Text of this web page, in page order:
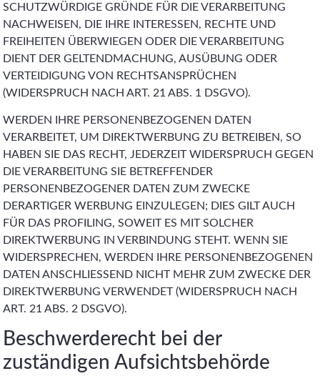
SCHUTZWÜRDIGE GRÜNDE FÜR DIE VERARBEITUNG
NACHWEISEN, DIE IHRE INTERESSEN, RECHTE UND
FREIHEITEN ÜBERWIEGEN ODER DIE VERARBEITUNG
DIENT DER GELTENDMACHUNG, AUSÜBUNG ODER
VERTEIDIGUNG VON RECHTSANSPRÜCHEN
(WIDERSPRUCH NACH ART. 21 ABS. 1 DSGVO).
WERDEN IHRE PERSONENBEZOGENEN DATEN
VERARBEITET, UM DIREKTWERBUNG ZU BETREIBEN, SO
HABEN SIE DAS RECHT, JEDERZEIT WIDERSPRUCH GEGEN
DIE VERARBEITUNG SIE BETREFFENDER
PERSONENBEZOGENER DATEN ZUM ZWECKE
DERARTIGER WERBUNG EINZULEGEN; DIES GILT AUCH
FÜR DAS PROFILING, SOWEIT ES MIT SOLCHER
DIREKTWERBUNG IN VERBINDUNG STEHT. WENN SIE
WIDERSPRECHEN, WERDEN IHRE PERSONENBEZOGENEN
DATEN ANSCHLIESSEND NICHT MEHR ZUM ZWECKE DER
DIREKTWERBUNG VERWENDET (WIDERSPRUCH NACH
ART. 21 ABS. 2 DSGVO).
Beschwerde­recht bei der
zuständigen Aufsichts­behörde